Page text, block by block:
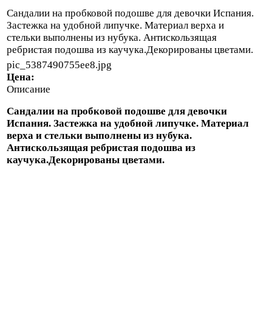
Сандалии на пробковой подошве для девочки Испания.
Застежка на удобной липучке. Материал верха и
стельки выполнены из нубука. Антискользящая
ребристая подошва из каучука.Декорированы цветами.
pic_5387490755ee8.jpg
Цена:
Описание
Сандалии на пробковой подошве для девочки
Испания. Застежка на удобной липучке. Материал
верха и стельки выполнены из нубука.
Антискользящая ребристая подошва из
каучука.Декорированы цветами.